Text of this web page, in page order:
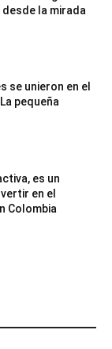
la mirada
se unieron en el
pequeña
es un
en el
Colombia